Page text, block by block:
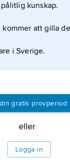
kunskap.
kommer att gilla
i Sverige.
gratis provperiod
eller
Logga in